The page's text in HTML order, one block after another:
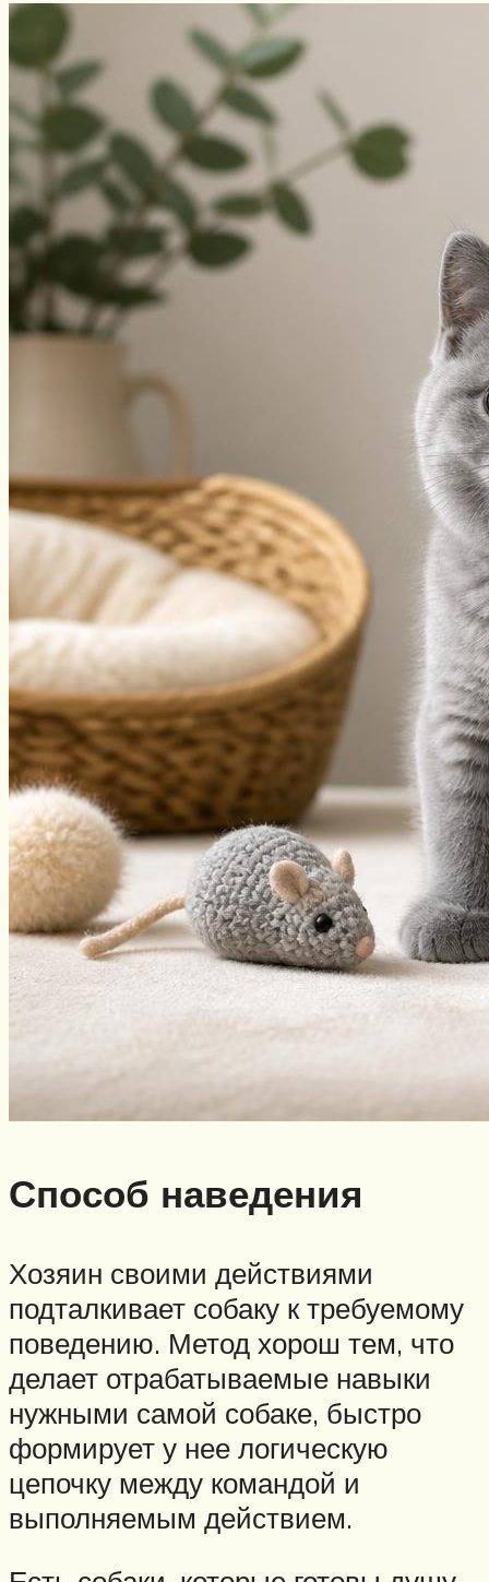
Способ наведения
Хозяин своими действиями
подталкивает собаку к требуемому
поведению. Метод хорош тем, что
делает отрабатываемые навыки
нужными самой собаке, быстро
формирует у нее логическую
цепочку между командой и
выполняемым действием.